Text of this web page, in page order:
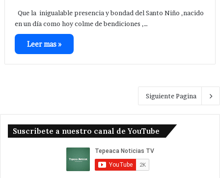
Que la inigualable presencia y bondad del Santo Niño ,nacido
en un día como hoy colme de bendiciones ,…
Leer mas »
Siguiente Pagina
Suscribete a nuestro canal de YouTube